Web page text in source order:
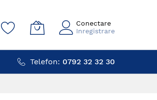
Conectare
Inregistrare
Telefon: 0792 32 32 30